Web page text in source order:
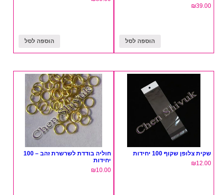
₪39.00
הוספה לסל הוספה לסל
שקית צלופן שקוף 100 יחידות
₪12.00
חוליה בודדת לשרשרת זהב – 100
יחידות
₪10.00